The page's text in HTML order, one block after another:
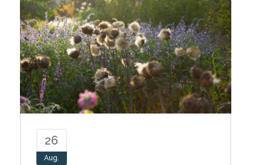
26
Aug.